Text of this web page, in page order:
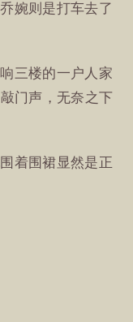
婉则是打车去了
三楼的一户人家
门声，无奈之下
着围裙显然是正